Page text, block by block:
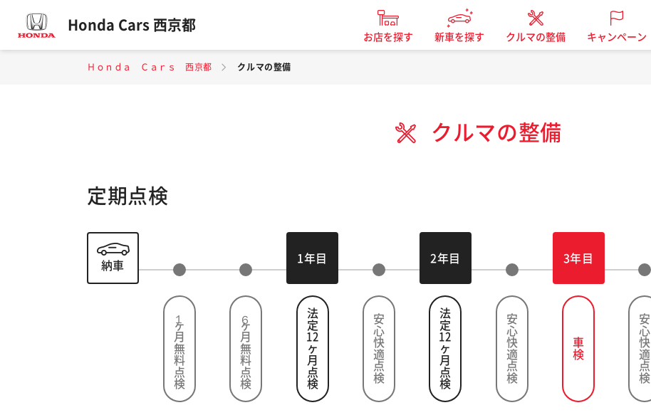
Honda Cars 西京都
お店を探す 新車を探す クルマの整備 キャンペーン
Ｈｏｎｄａ Ｃａｒｓ 西京都 クルマの整備
クルマの整備
定期点検
納車
１ヶ月無料点検 ６ヶ月無料点検
1年目
法定
12
ヶ月点検 安心快適点検
2年目
法定
12
ヶ月点検 安心快適点検
3年目
車検 安心快適点検